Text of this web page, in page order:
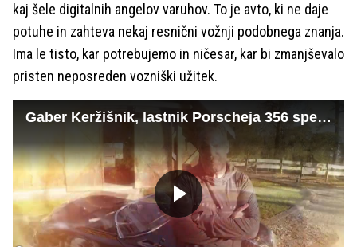
kaj šele digitalnih angelov varuhov. To je avto, ki ne daje
potuhe in zahteva nekaj resnični vožnji podobnega znanja.
Ima le tisto, kar potrebujemo in ničesar, kar bi zmanjševalo
pristen neposreden vozniški užitek.
Gaber Keržišnik, lastnik Porscheja 356 speedster